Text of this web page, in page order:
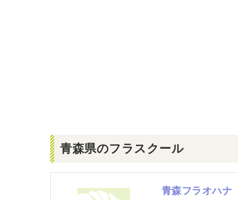
青森県のフラスクール
青森フラオハナ